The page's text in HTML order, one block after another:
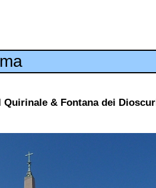
Quirinale & Fontana dei